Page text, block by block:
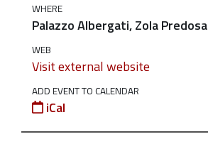
edizione
2019-
04-
28T10:00:00+02:00
2019-
04-
WHERE
Palazzo Albergati, Zola Predosa
WEB
Visit external website
ADD EVENT TO CALENDAR
iCal